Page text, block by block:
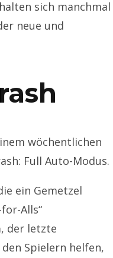
sich manchmal
neue und
wöchentlichen
Full Auto-Modus.
ein Gemetzel
Alls“
der letzte
Spielern helfen,